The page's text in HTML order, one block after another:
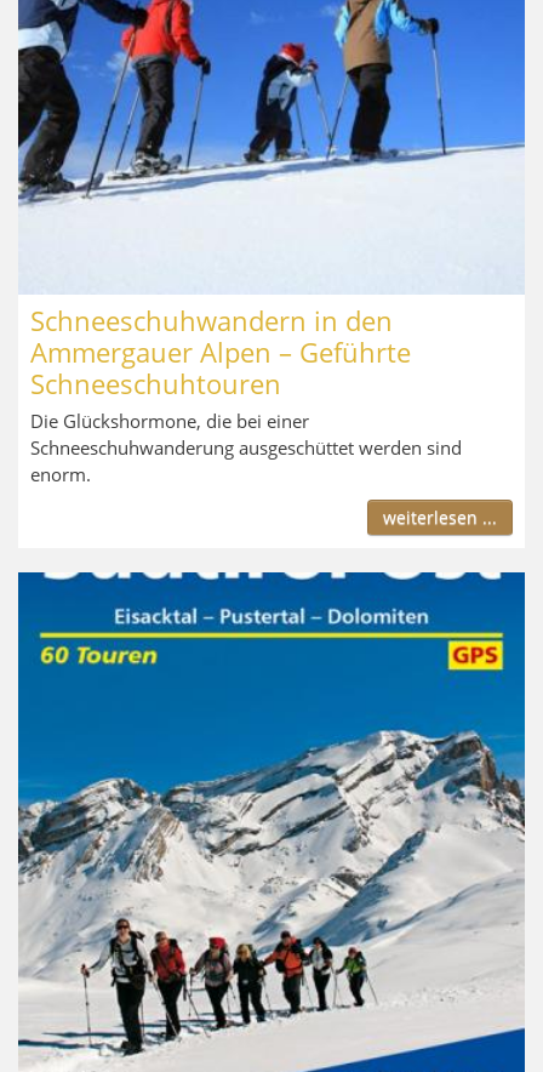
Schneeschuhwandern in den
Ammergauer Alpen – Geführte
Schneeschuhtouren
Die Glückshormone, die bei einer
Schneeschuhwanderung ausgeschüttet werden sind
enorm.
weiterlesen ...